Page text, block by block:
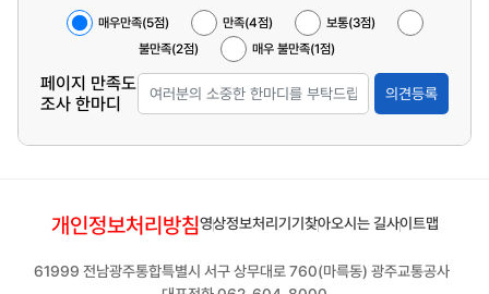
매우만족(5점) 만족(4점)
보통(3점)
불만족(2점)
매우 불만족(1점)
페이지 만족도
조사 한마디
의견등록
개인정보처리방침영상정보처리기기 찾아오시는 길사이트맵
61999 전남광주통합특별시 서구 상무대로 760(마륵동) 광주교통공사